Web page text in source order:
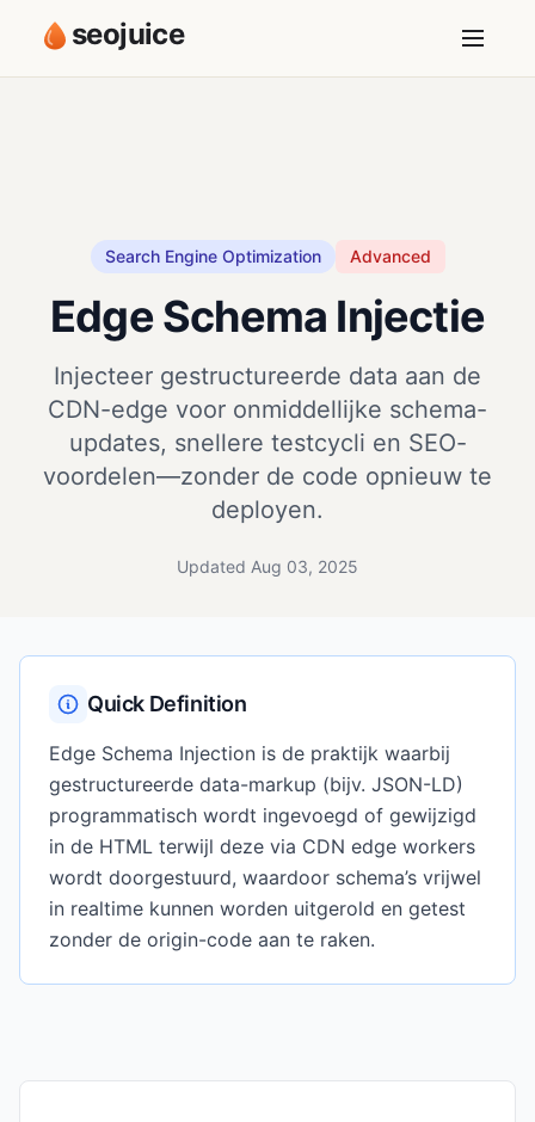
seojuice
Search Engine Optimization Advanced
Edge Schema Injectie
Injecteer gestructureerde data aan de
CDN-edge voor onmiddellijke schema-
updates, snellere testcycli en SEO-
voordelen—zonder de code opnieuw te
deployen.
Updated Aug 03, 2025
Quick Definition
Edge Schema Injection is de praktijk waarbij
gestructureerde data-markup (bijv. JSON-LD)
programmatisch wordt ingevoegd of gewijzigd
in de HTML terwijl deze via CDN edge workers
wordt doorgestuurd, waardoor schema’s vrijwel
in realtime kunnen worden uitgerold en getest
zonder de origin-code aan te raken.